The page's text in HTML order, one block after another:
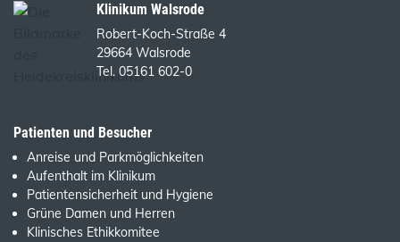
Klinikum Walsrode
Robert-Koch-Straße 4
29664 Walsrode
Tel. 05161 602-0
Patienten und Besucher
Anreise und Parkmöglichkeiten
Aufenthalt im Klinikum
Patientensicherheit und Hygiene
Grüne Damen und Herren
Klinisches Ethikkomitee